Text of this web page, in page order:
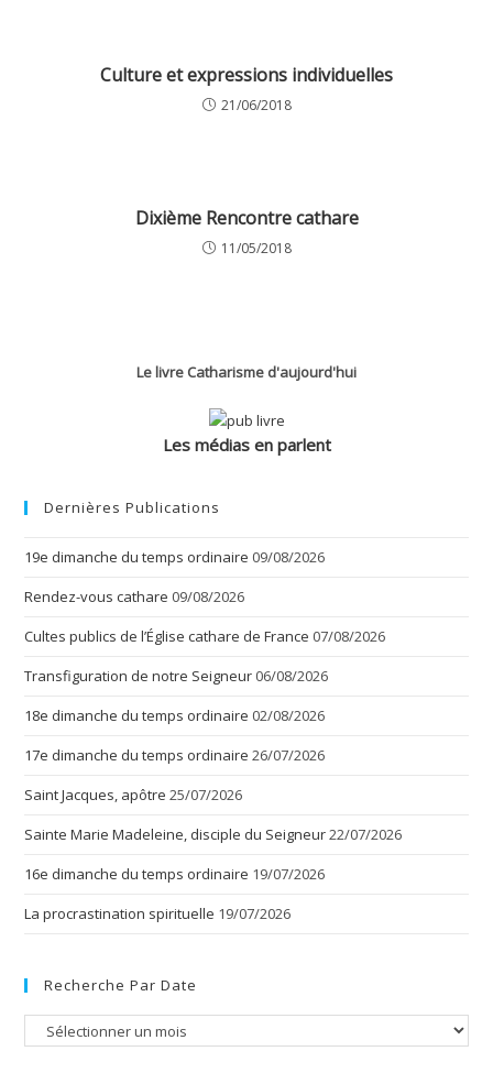
Culture et expressions individuelles
21/06/2018
Dixième Rencontre cathare
11/05/2018
Le livre Catharisme d'aujourd'hui
Les médias en parlent
Dernières Publications
19e dimanche du temps ordinaire 09/08/2026
Rendez-vous cathare 09/08/2026
Cultes publics de l’Église cathare de France 07/08/2026
Transfiguration de notre Seigneur 06/08/2026
18e dimanche du temps ordinaire 02/08/2026
17e dimanche du temps ordinaire 26/07/2026
Saint Jacques, apôtre 25/07/2026
Sainte Marie Madeleine, disciple du Seigneur22/07/2026
16e dimanche du temps ordinaire 19/07/2026
La procrastination spirituelle 19/07/2026
Recherche Par Date
Recherche